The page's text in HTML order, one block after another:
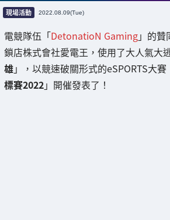
現場活動 2022.08.09(Tue)
電競隊伍「DetonatioN Gaming」的
鎖店株式會社愛電王，使用了大人氣大
雄」，以競速破關形式的eSPORTS大賽
標賽2022」開催發表了！